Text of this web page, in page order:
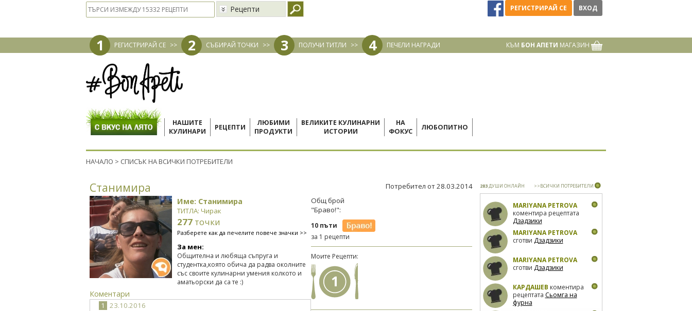
Рецепти РЕГИСТРИРАЙ СЕ ВХОД
1 РЕГИСТРИРАЙ СЕ >> 2 СЪБИРАЙ ТОЧКИ >> 3 ПОЛУЧИ ТИТЛИ >> 4 ПЕЧЕЛИ НАГРАДИ КЪМ БОН АПЕТИ МАГАЗИН
НАШИТЕ
КУЛИНАРИ
РЕЦЕПТИ
ЛЮБИМИ
ПРОДУКТИ
ВЕЛИКИТЕ КУЛИНАРНИ
ИСТОРИИ
НА
ФОКУС
ЛЮБОПИТНО
НАЧАЛО > СПИСЪК НА ВСИЧКИ ПОТРЕБИТЕЛИ
Станимира Потребител от 28.03.2014
Име: Станимира
ТИТЛА: Чирак
277 точки
Разберете как да печелите повече значки >>
За мен:
Общителна и любяща съпруга и
студентка,която обича да радва околните
със своите кулинарни умения колкото и
аматьорски да са те :)
Коментари
1
23.10.2016
Общ брой
"Браво!":
10 пъти
за 1 рецепти
Моите Рецепти:
1
283ДУШИ ОНЛАЙН >>ВСИЧКИ ПОТРЕБИТЕЛИ
MARIYANA PETROVA
коментира рецептата
Дзадзики
MARIYANA PETROVA
сготви Дзадзики
MARIYANA PETROVA
сготви Дзадзики
КАРДАШЕВ коментира
рецептата Сьомга на
фурна